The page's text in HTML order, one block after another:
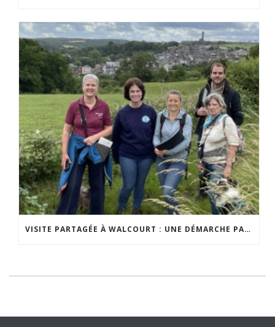
VISITE PARTAGÉE À WALCOURT : UNE DÉMARCHE PARTICIPATIVE ANIMÉE PAR ESPACE ENVIRONNEMENT